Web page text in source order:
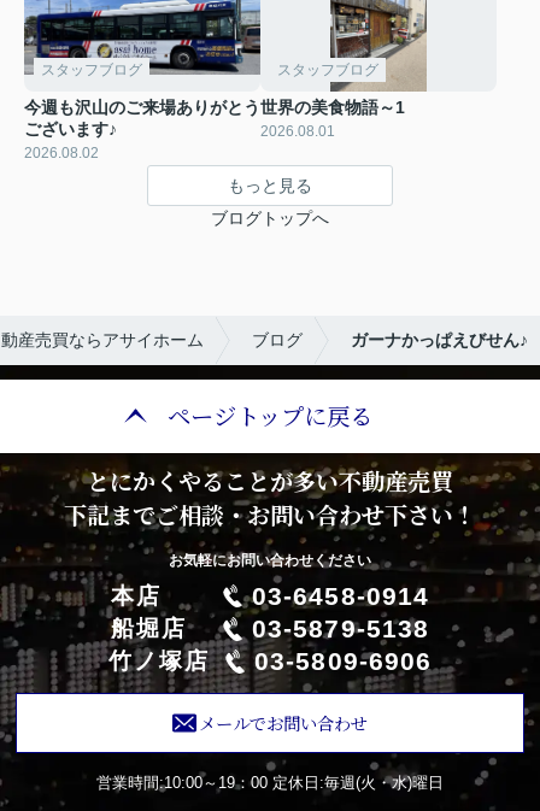
スタッフブログ
今週も沢山のご来場ありがとう
ございます♪
2026.08.02
スタッフブログ
世界の美食物語～1
2026.08.01
もっと見る
ブログトップへ
産売買ならアサイホーム ブログ ガーナかっぱえびせん♪
ページトップに戻る
とにかくやることが多い不動産売買
下記までご相談・お問い合わせ下さい！
お気軽にお問い合わせください
本店 03-6458-0914
船堀店 03-5879-5138
竹ノ塚店 03-5809-6906
メールでお問い合わせ
営業時間:10:00～19：00 定休日:毎週(火・水)曜日